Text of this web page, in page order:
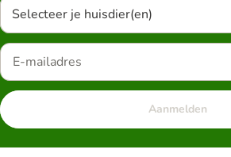
Selecteer je huisdier(en)
Aanmelden